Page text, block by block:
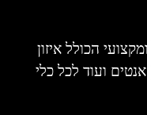
הכולל איזון
ועוד לכל כלי